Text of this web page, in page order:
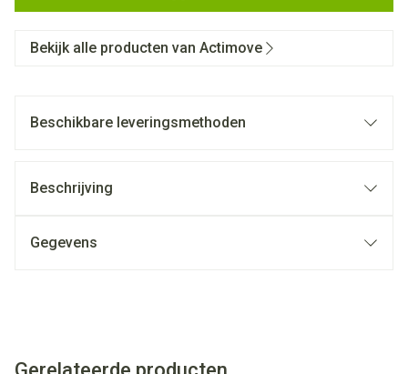
Bekijk alle producten van Actimove
Beschikbare leveringsmethoden
Beschrijving
Gegevens